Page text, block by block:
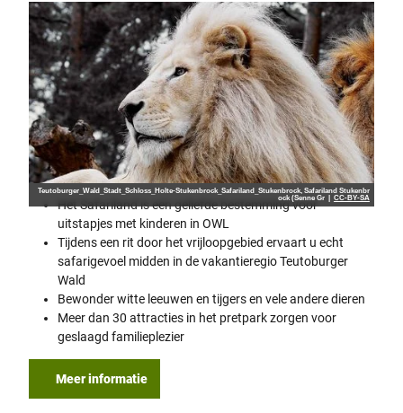
Teutoburger_Wald_Stadt_Schloss_Holte-Stukenbrock_Safariland_Stukenbrock, Safariland Stukenbr
ock (Senne Gr | CC-BY-SA
Het Safariland is een geliefde bestemming voor
uitstapjes met kinderen in OWL
Tijdens een rit door het vrijloopgebied ervaart u echt
safarigevoel midden in de vakantieregio Teutoburger
Wald
Bewonder witte leeuwen en tijgers en vele andere dieren
Meer dan 30 attracties in het pretpark zorgen voor
geslaagd familieplezier
Meer informatie